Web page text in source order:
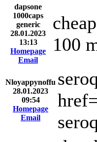
dapsone
1000caps
generic
28.01.2023
13:13
Homepage
Email
100
Nloyappynoffu
28.01.2023
09:54
Homepage
Email